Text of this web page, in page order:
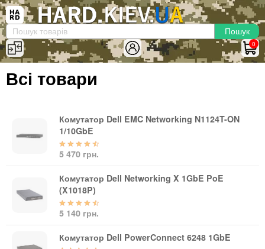
0
Вхід|Реєстрація×
(097)-938-03-73 Telegram WhatsApp
Послуги
Доставка та оплата
Комп'ютери
Персональні комп'ютери
Сервери
Комплектуючі
Процесори (CPU)
Всі товари
Комутатор Dell EMC Networking N1124T-ON
1/10GbE
5 470 грн.
Комутатор Dell Networking X 1GbE PoE
(X1018P)
5 140 грн.
Комутатор Dell PowerConnect 6248 1GbE